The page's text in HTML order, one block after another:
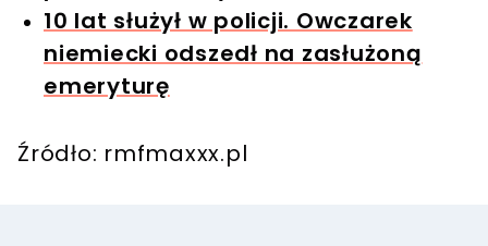
10 lat służył w policji. Owczarek
niemiecki odszedł na zasłużoną
emeryturę
Źródło: rmfmaxxx.pl